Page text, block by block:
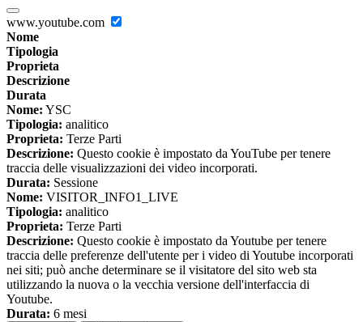
www.youtube.com
Nome
Tipologia
Proprieta
Descrizione
Durata
Nome: YSC
Tipologia: analitico
Proprieta: Terze Parti
Descrizione: Questo cookie è impostato da YouTube per tenere
traccia delle visualizzazioni dei video incorporati.
Durata: Sessione
Nome: VISITOR_INFO1_LIVE
Tipologia: analitico
Proprieta: Terze Parti
Descrizione: Questo cookie è impostato da Youtube per tenere
traccia delle preferenze dell'utente per i video di Youtube incorporati
nei siti; può anche determinare se il visitatore del sito web sta
utilizzando la nuova o la vecchia versione dell'interfaccia di
Youtube.
Durata: 6 mesi